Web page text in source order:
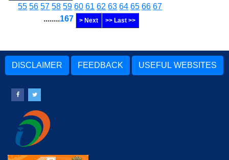
55 56 57 58 59 60 61 62 63 64 65 66 67
........167 > Next >> Last >>
DISCLAIMER FEEDBACK USEFUL WEBSITES